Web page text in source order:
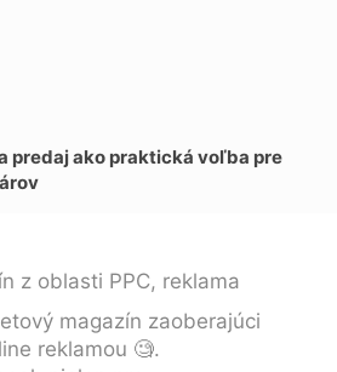
predaj ako praktická voľba pre
magazín zaoberajúci
reklamou 🧐.